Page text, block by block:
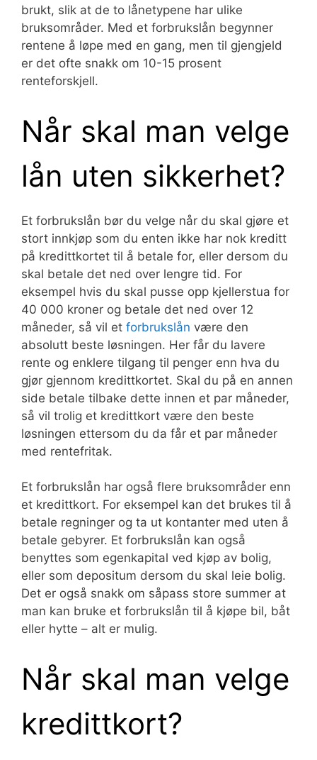
brukt, slik at de to lånetypene har ulike
bruksområder. Med et forbrukslån begynner
rentene å løpe med en gang, men til gjengjeld
er det ofte snakk om 10-15 prosent
renteforskjell.
Når skal man velge
lån uten sikkerhet?
Et forbrukslån bør du velge når du skal gjøre et
stort innkjøp som du enten ikke har nok kreditt
på kredittkortet til å betale for, eller dersom du
skal betale det ned over lengre tid. For
eksempel hvis du skal pusse opp kjellerstua for
40 000 kroner og betale det ned over 12
måneder, så vil et forbrukslån være den
absolutt beste løsningen. Her får du lavere
rente og enklere tilgang til penger enn hva du
gjør gjennom kredittkortet. Skal du på en annen
side betale tilbake dette innen et par måneder,
så vil trolig et kredittkort være den beste
løsningen ettersom du da får et par måneder
med rentefritak.
Et forbrukslån har også flere bruksområder enn
et kredittkort. For eksempel kan det brukes til å
betale regninger og ta ut kontanter med uten å
betale gebyrer. Et forbrukslån kan også
benyttes som egenkapital ved kjøp av bolig,
eller som depositum dersom du skal leie bolig.
Det er også snakk om såpass store summer at
man kan bruke et forbrukslån til å kjøpe bil, båt
eller hytte – alt er mulig.
Når skal man velge
kredittkort?